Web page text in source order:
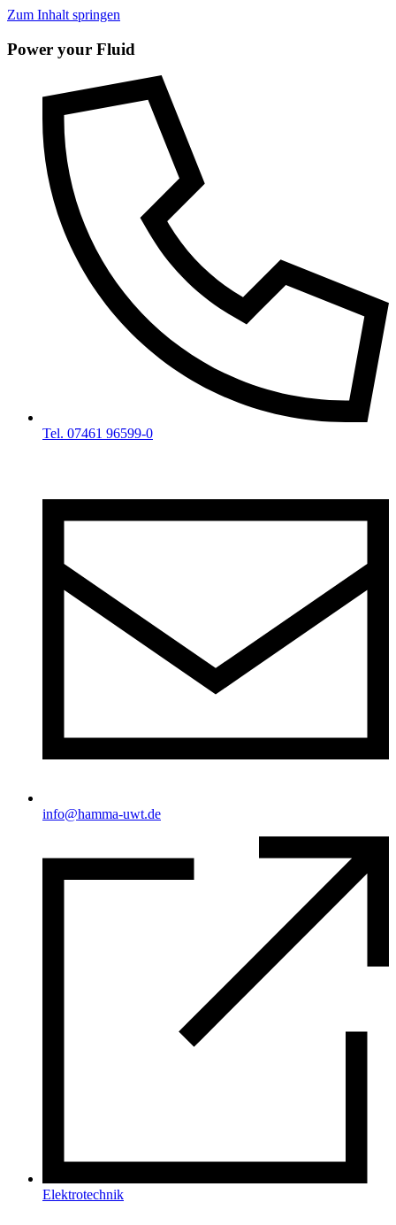
Zum Inhalt springen
Power your Fluid
Tel. 07461 96599-0
info@hamma-uwt.de
Elektrotechnik